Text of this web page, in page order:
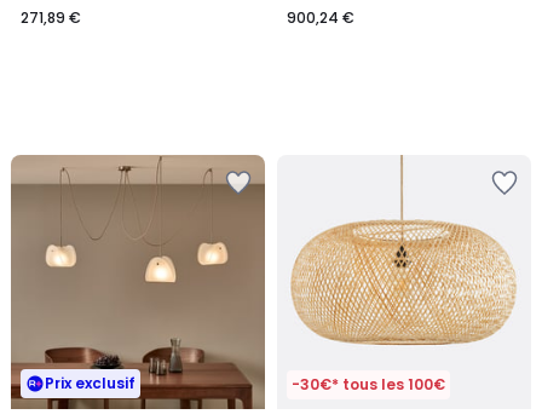
271,89 €
900,24 €
Prix exclusif -30€* tous les 100€